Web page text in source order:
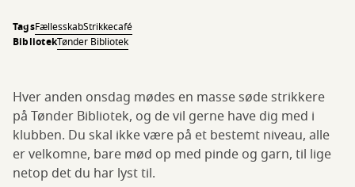
TagsFællesskabStrikkecafé
BibliotekTønder Bibliotek
Hver anden onsdag mødes en masse søde strikkere
på Tønder Bibliotek, og de vil gerne have dig med i
klubben. Du skal ikke være på et bestemt niveau, alle
er velkomne, bare mød op med pinde og garn, til lige
netop det du har lyst til.